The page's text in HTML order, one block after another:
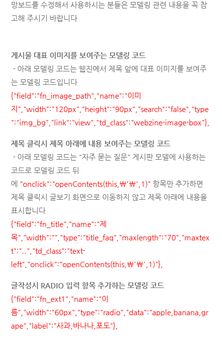
망보드를 수정해서 사용하시는 분들은 모델링 관련 내용을 꼭 참
고해 주시기 바랍니다
게시물 대표 이미지를 보여주는 모델링 코드
- 아래 모델링 코드는 웹진에서 제목 앞에 대표 이미지를 보여주
는 모델링 코드입니다
{"field":"fn_image_path","name":"이미
지","width":"120px","height":"90px","search":"false","type
":"img_bg","link":"view","td_class":"webzine-image-box"},
제목 클릭시 제목 아래에 내용 보여주는 모델링 코드
- 아래 모델링 코드는 "자주 묻는 질문" 게시판 모델에 사용하는
코드로 모델링 코드 뒤
에 "onclick":"openContents(this,\'\',1)" 항목만 추가하면
제목 클릭시 글보기 화면으로 이동하지 않고 제목 아래에 내용을
표시합니다
{"field":"fn_title","name":"제
목","width":"","type":"title_faq","maxlength":"70","maxtex
t":"..","td_class":"text-
left","onclick":"openContents(this ,\'\',1)"},
글작성시 RADIO 입력 항목 추가하는 모델링 코드
{"field":"fn_ext1","name":"이
름","width":"60px","type":"radio","data":"apple,banana,gr
ape","label":"사과,바나나,포도"},